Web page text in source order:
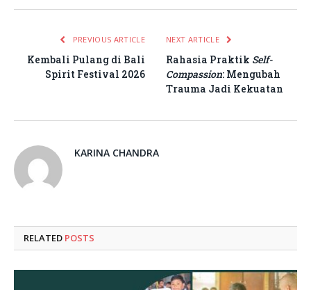
PREVIOUS ARTICLE
Kembali Pulang di Bali
Spirit Festival 2026
NEXT ARTICLE
Rahasia Praktik Self-
Compassion: Mengubah
Trauma Jadi Kekuatan
KARINA CHANDRA
RELATED POSTS